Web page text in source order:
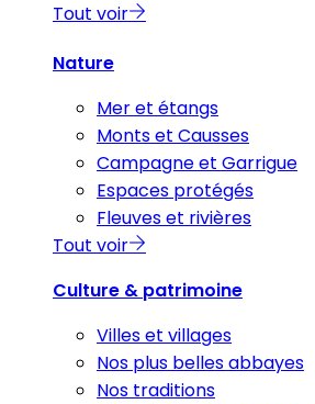
Tout voir
Nature
Mer et étangs
Monts et Causses
Campagne et Garrigue
Espaces protégés
Fleuves et rivières
Tout voir
Culture & patrimoine
Villes et villages
Nos plus belles abbayes
Nos traditions